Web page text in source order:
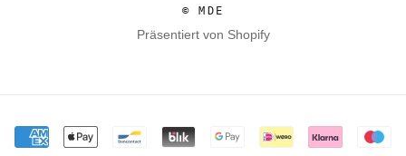
© MDE
Präsentiert von Shopify